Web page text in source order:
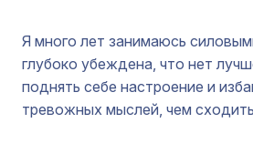
Я много лет занимаюсь
глубоко убеждена, что нет
поднять себе настроение и
тревожных мыслей, чем